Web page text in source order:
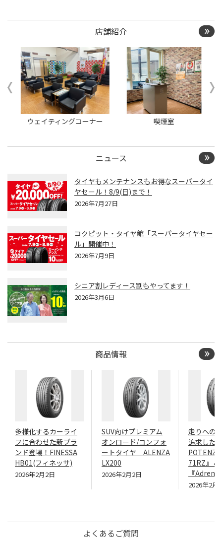
店舗紹介
ウェイティングコーナー 喫煙室
ニュース
タイヤもメンテナンスもお得なスーパータイ
ヤセール！8/9(日)まで！
2026年7月27日
コクピット・タイヤ館「スーパータイヤセー
ル」開催中！
2026年7月9日
シニア割レディース割もやってます！
2026年3月6日
商品情報
多様化するカーライ
フに合わせた新ブラ
ンド登場！FINESSA
HB01(フィネッサ)
2026年2月2日
SUV向けプレミアム
オンロード/コンフォ
ートタイヤ ALENZA
LX200
2026年2月2日
走りへの
追求した
71RZ』＆
『
2026年2月
よくあるご質問